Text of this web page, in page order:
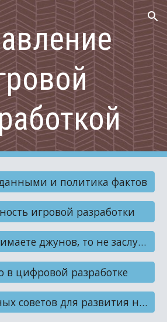
Skip to navigation
и политика фактов
игровой разработки
Если вы не нанимаете джунов, то не заслуживаете сеньоров
в цифровой разработке
11 нестандартных советов для развития навыков программирования